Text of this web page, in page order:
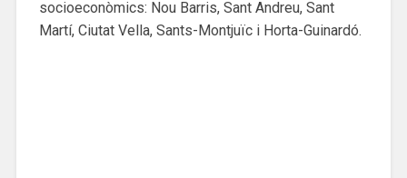
socioeconòmics: Nou Barris, Sant Andreu, Sant
Martí, Ciutat Vella, Sants-Montjuïc i Horta-Guinardó.